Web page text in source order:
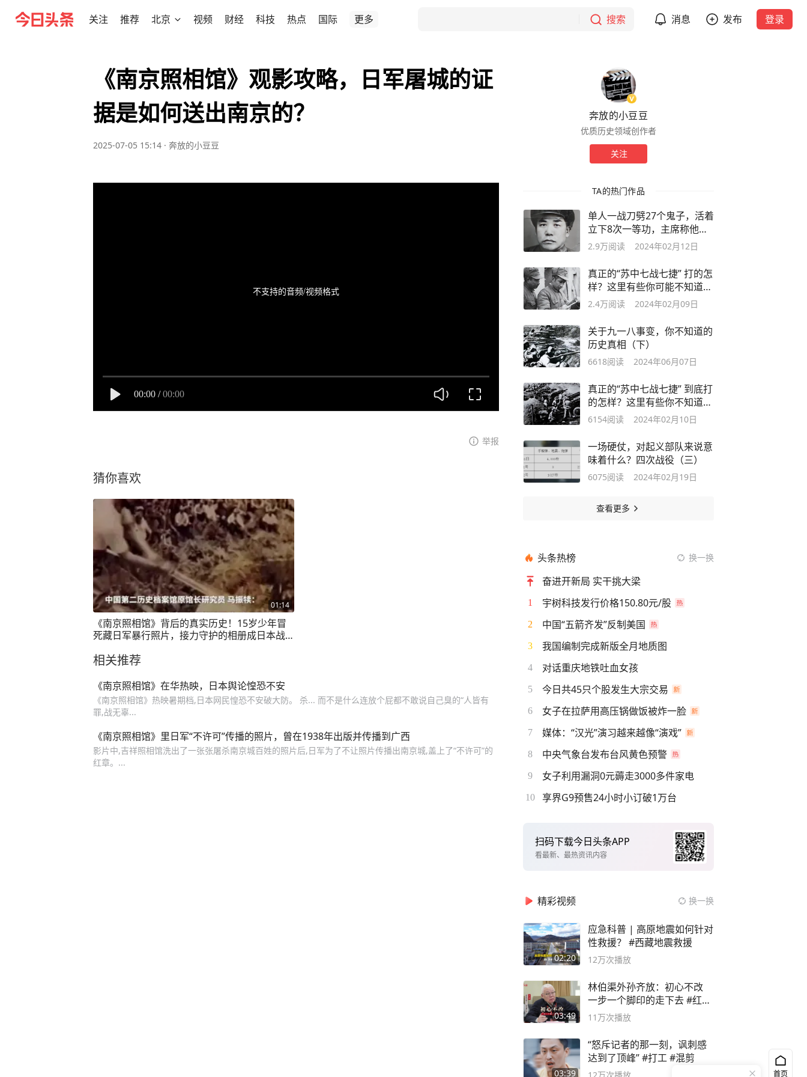
关注 推荐 北京 视频 财经 科技 热点 国际 更多 搜索 消息 发布 登录
《南京照相馆》观影攻略，日军屠城的证
据是如何送出南京的？
2025-07-05 15:14 · 奔放的小豆豆
不支持的音频/视频格式
00:00 / 00:00
举报
猜你喜欢
01:14
《南京照相馆》背后的真实历史！15岁少年冒
死藏日军暴行照片，接力守护的相册成日本战
相关推荐
《南京照相馆》在华热映，日本舆论惶恐不安
《南京照相馆》热映暑期档,日本网民惶恐不安破大防。 杀... 而不是什么连放个屁都不敢说自己臭的“人皆有
罪,战无辜...
《南京照相馆》里日军“不许可”传播的照片，曾在1938年出版并传播到广西
影片中,吉祥照相馆洗出了一张张屠杀南京城百姓的照片后,日军为了不让照片传播出南京城,盖上了“不许可”的
红章。...
奔放的小豆豆
优质历史领域创作者
关注
TA的热门作品
单人一战刀劈27个鬼子，活着
立下8次一等功，主席称他当
代吕布！
2.9万阅读 2024年02月12日
真正的“苏中七战七捷” 打的怎
样？这里有些你可能不知道的
真相
2.4万阅读 2024年02月09日
关于九一八事变，你不知道的
历史真相（下）
6618阅读 2024年06月07日
真正的“苏中七战七捷” 到底打
的怎样？这里有些你不知道的
真相
6154阅读 2024年02月10日
一场硬仗，对起义部队来说意
味着什么？四次战役（三）
6075阅读 2024年02月19日
查看更多
头条热榜 换一换
奋进开新局 实干挑大梁
1 宇树科技发行价格150.80元/股
2 中国“五箭齐发”反制美国
3 我国编制完成新版全月地质图
4 对话重庆地铁吐血女孩
5 今日共45只个股发生大宗交易
6 女子在拉萨用高压锅做饭被炸一脸
7 媒体：“汉光”演习越来越像“演戏”
8 中央气象台发布台风黄色预警
9 女子利用漏洞0元薅走3000多件家电
10 享界G9预售24小时小订破1万台
扫码下载今日头条APP
看最新、最热资讯内容
精彩视频 换一换
02:20
应急科普 | 高原地震如何针对
性救援？ #西藏地震救援
12万次播放
03:49
林伯渠外孙齐放：初心不改
一步一个脚印的走下去 #红船
论坛
11万次播放
03:39
“怒斥记者的那一刻，讽刺感
达到了顶峰” #打工 #混剪
首页